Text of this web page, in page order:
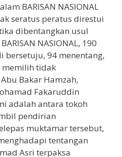
BARISAN NASIONAL
seratus peratus direstui
dibentangkan usul
NASIONAL, 190
bersetuju, 94 menentang,
memilih tidak
Abu Bakar Hamzah,
Fakaruddin
adalah antara tokoh
pendirian
muktamar tersebut,
tentangan
Asri terpaksa